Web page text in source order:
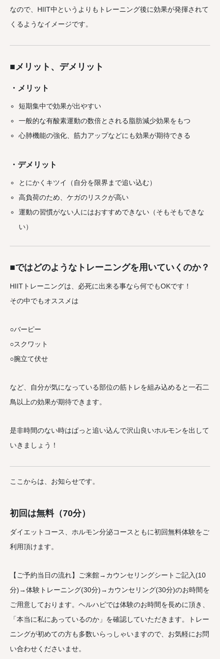
なので、HIIT中というよりもトレーニング後に効果が発揮されて
くるようなイメージです。
■メリット、デメリット
・メリット
短期集中で効果が出やすい
一般的な有酸素運動の数倍とされる脂肪減少効果をもつ
心肺機能の強化、筋力アップなどにも効果が期待できる
・デメリット
とにかくキツイ（自分を限界まで追い込む）
高負荷のため、ケガのリスクが高い
運動の習慣がない人にはおすすめできない（そもそもできな
い）
■ではどのようなトレーニングを用いていくのか？
HIITトレーニングは、必死に出来る事なら何でもOKです！
その中でもオススメは
○バーピー
○スクワット
○腕立て伏せ
など、自分が気になっている部位の筋トレを組み込めると一石二
鳥以上の効果が期待できます。
是非時間のない時はぱっと追い込んで沢山良いホルモンを出して
いきましょう！
ここからは、お知らせです。
初回は無料（70分）
ダイエットコース、ホルモン分泌コースともに初回無料体験をご
利用頂けます。
【ご予約当日の流れ】ご来館→カウンセリングシートご記入(10
分)→体験トレーニング(30分)→カウンセリング(30分)のお時間を
ご用意しております。ヘルハピでは体験のお時間を長めに頂き、
「本当に私にあっているのか」を確認していただきます。トレー
ニングが初めての方も多数いらっしゃいますので、お気軽にお問
い合わせくださいませ。